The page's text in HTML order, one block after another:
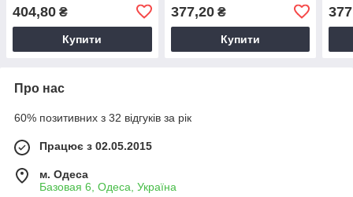
404,80 ₴
Купити
377,20₴
Купити
Про нас
60% позитивних з 32 відгуків за рік
Працює з 02.05.2015
м. Одеса
Базовая 6, Одеса, Україна